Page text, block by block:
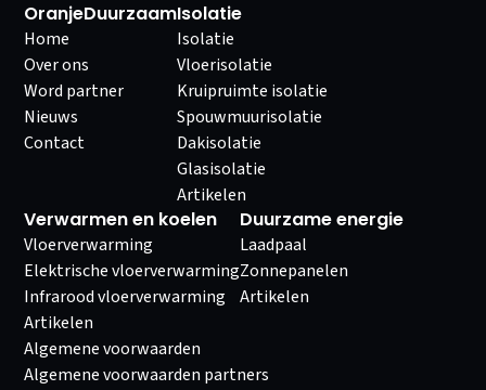
OranjeDuurzaam
Home
Over ons
Word partner
Nieuws
Contact
Isolatie
Isolatie
Vloerisolatie
Kruipruimte isolatie
Spouwmuurisolatie
Dakisolatie
Glasisolatie
Artikelen
Verwarmen en koelen
Vloerverwarming
Elektrische vloerverwarming
Infrarood vloerverwarming
Artikelen
Duurzame energie
Laadpaal
Zonnepanelen
Artikelen
Algemene voorwaarden
Algemene voorwaarden partners